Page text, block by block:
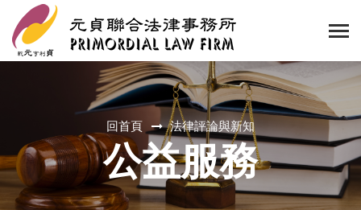
回首頁 法律評論與新知
公益服務